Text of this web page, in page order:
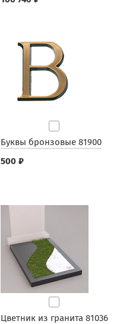
Буквы бронзовые 81900
500 ₽
Цветник из гранита 81036